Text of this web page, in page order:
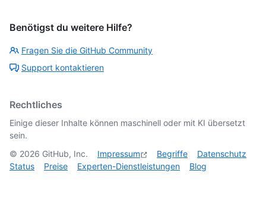
Benötigst du weitere Hilfe?
Fragen Sie die GitHub Community
Support kontaktieren
Rechtliches
Einige dieser Inhalte können maschinell oder mit KI übersetzt
sein.
© 2026 GitHub, Inc. Impressum Begriffe
Datenschutz
Status
Preise Experten-Dienstleistungen Blog